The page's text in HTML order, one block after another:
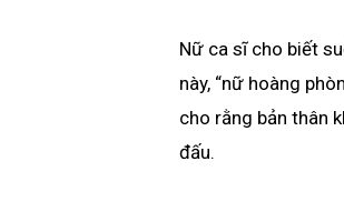
Nữ ca sĩ cho biết
này, “nữ hoàng
cho rằng bản thân
đấu.